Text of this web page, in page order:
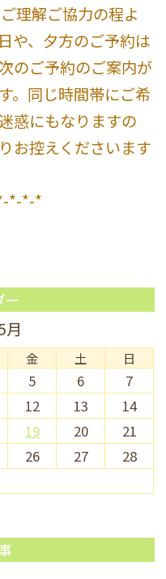
理解ご協力の程よ
や、夕方のご予約は
のご予約のご案内が
。同じ時間帯にご希
惑にもなりますの
お控えくださいます
*-*-*
ー
月
金 土 日
5 6
7
12 13
14
19 20
21
26 27
28